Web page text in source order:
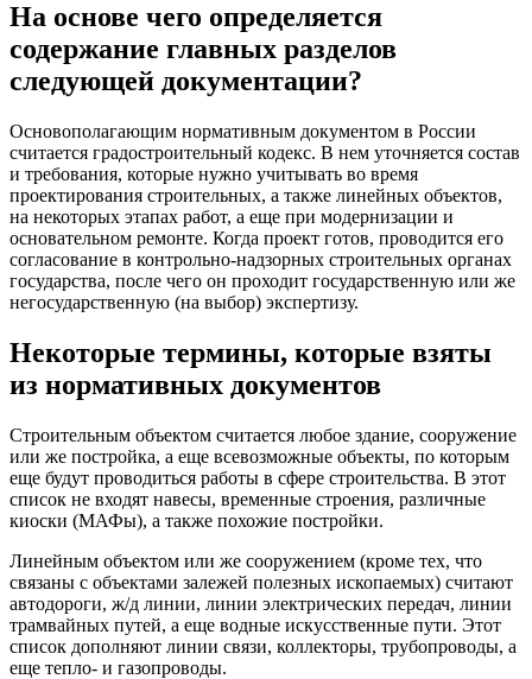
На основе чего определяется
содержание главных разделов
следующей документации?
Основополагающим нормативным документом в России
считается градостроительный кодекс. В нем уточняется состав
и требования, которые нужно учитывать во время
проектирования строительных, а также линейных объектов,
на некоторых этапах работ, а еще при модернизации и
основательном ремонте. Когда проект готов, проводится его
согласование в контрольно-надзорных строительных органах
государства, после чего он проходит государственную или же
негосударственную (на выбор) экспертизу.
Некоторые термины, которые взяты
из нормативных документов
Строительным объектом считается любое здание, сооружение
или же постройка, а еще всевозможные объекты, по которым
еще будут проводиться работы в сфере строительства. В этот
список не входят навесы, временные строения, различные
киоски (МАФы), а также похожие постройки.
Линейным объектом или же сооружением (кроме тех, что
связаны с объектами залежей полезных ископаемых) считают
автодороги, ж/д линии, линии электрических передач, линии
трамвайных путей, а еще водные искусственные пути. Этот
список дополняют линии связи, коллекторы, трубопроводы, а
еще тепло- и газопроводы.